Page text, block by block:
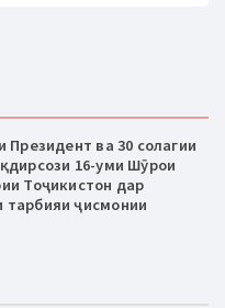
Президент ва 30 солагии
16-уми Шӯрои
Тоҷикистон дар
ҷисмонии